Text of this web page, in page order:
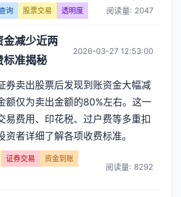
询 股票交易 透明度 阅读量: 2047
金减少近两
标准揭秘
2026-03-27 12:53:00
券卖出股票后发现到账资金大幅减
额仅为卖出金额的80%左右。这一
易费用、印花税、过户费等多重扣
资者详细了解各项收费标准。
证券交易
资金到账
阅读量: 8292